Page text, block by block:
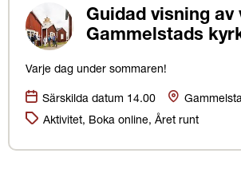
Guidad visning av
Gammelstads
Varje dag under sommaren!
Datum:
Särskilda datum 14.00 Plats
Kategorier:
Aktivitet, Boka online, Året runt